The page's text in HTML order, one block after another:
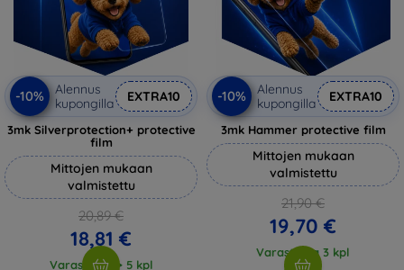
-10%
Alennus
kupongilla
EXTRA10
3mk Silverprotection+ protective
film
Mittojen mukaan
valmistettu
20,89 €
18,81 €
Varastossa > 5 kpl
-10%
Alennus
kupongilla
EXTRA10
3mk Hammer protective film
Mittojen mukaan
valmistettu
21,90 €
19,70 €
Varastossa 3 kpl